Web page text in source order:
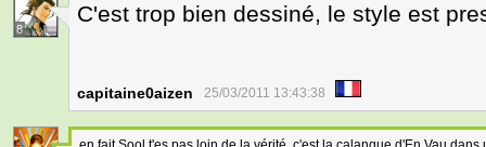
8
C'est trop bien dessiné, le style est
capitaine0aizen 25/03/2011 13:43:38